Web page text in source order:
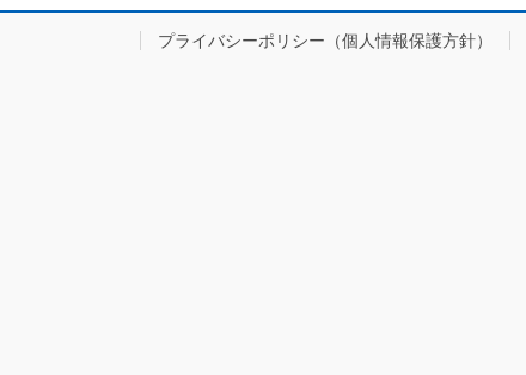
プライバシーポリシー（個人情報保護方針）